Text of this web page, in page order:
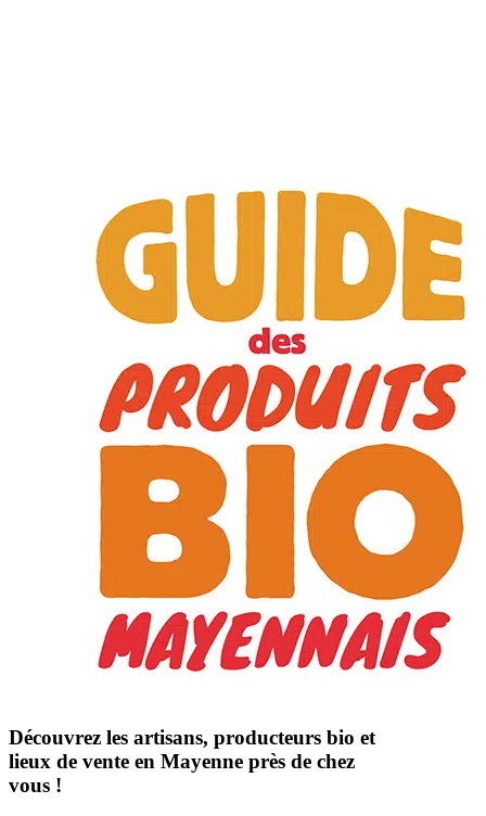
Découvrez les artisans, producteurs bio et
lieux de vente en Mayenne près de chez
vous !